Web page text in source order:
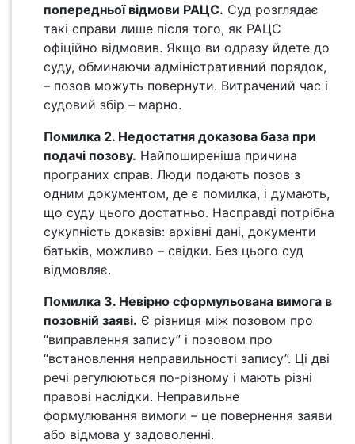
попередньої відмови РАЦС. Суд розглядає
такі справи лише після того, як РАЦС
офіційно відмовив. Якщо ви одразу йдете до
суду, обминаючи адміністративний порядок,
– позов можуть повернути. Витрачений час і
судовий збір – марно.
Помилка 2. Недостатня доказова база при
подачі позову. Найпоширеніша причина
програних справ. Люди подають позов з
одним документом, де є помилка, і думають,
що суду цього достатньо. Насправді потрібна
сукупність доказів: архівні дані, документи
батьків, можливо – свідки. Без цього суд
відмовляє.
Помилка 3. Невірно сформульована вимога в
позовній заяві. Є різниця між позовом про
“виправлення запису” і позовом про
“встановлення неправильності запису”. Ці дві
речі регулюються по-різному і мають різні
правові наслідки. Неправильне
формулювання вимоги – це повернення заяви
або відмова у задоволенні.